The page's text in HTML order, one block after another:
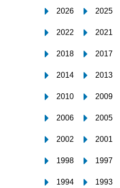
2026 2025
2022 2021
2018 2017
2014 2013
2010 2009
2006 2005
2002 2001
1998 1997
1994 1993